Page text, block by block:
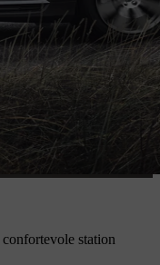
confortevole station